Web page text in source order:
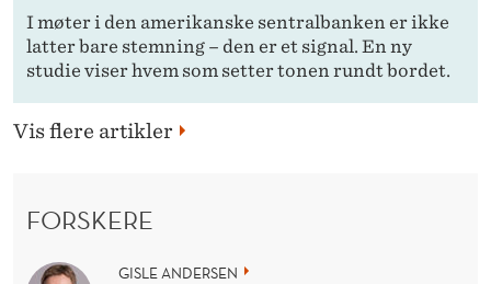
I møter i den amerikanske sentralbanken er ikke
latter bare stemning – den er et signal. En ny
studie viser hvem som setter tonen rundt bordet.
Vis flere artikler
FORSKERE
GISLE ANDERSEN